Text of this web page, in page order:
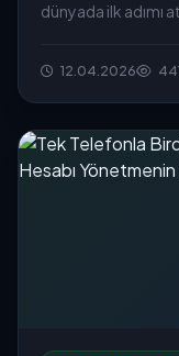
dünyada ilk adımı
12.04.2026